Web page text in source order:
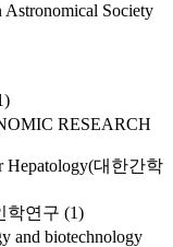
Astronomical Society
RESEARCH
Hepatology(대한간학
학연구 (1)
and biotechnology